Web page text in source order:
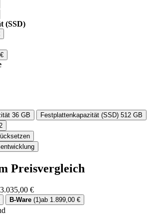
(SSD)
36 GB Festplattenkapazität (SSD) 512 GB
Preisvergleich
€
B-Ware (1)ab 1.899,00 €